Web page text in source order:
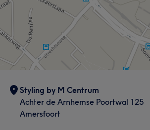
Styling by M Centrum
Achter de Arnhemse Poortwal 125
Amersfoort